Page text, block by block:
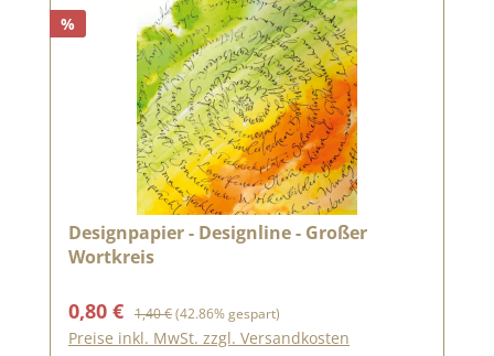
%
Designpapier - Designline - Großer
Wortkreis
Verkaufspreis:
0,80 € Regulärer Preis:
1,40 €(42.86% gespart)
Preise inkl. MwSt. zzgl. Versandkosten